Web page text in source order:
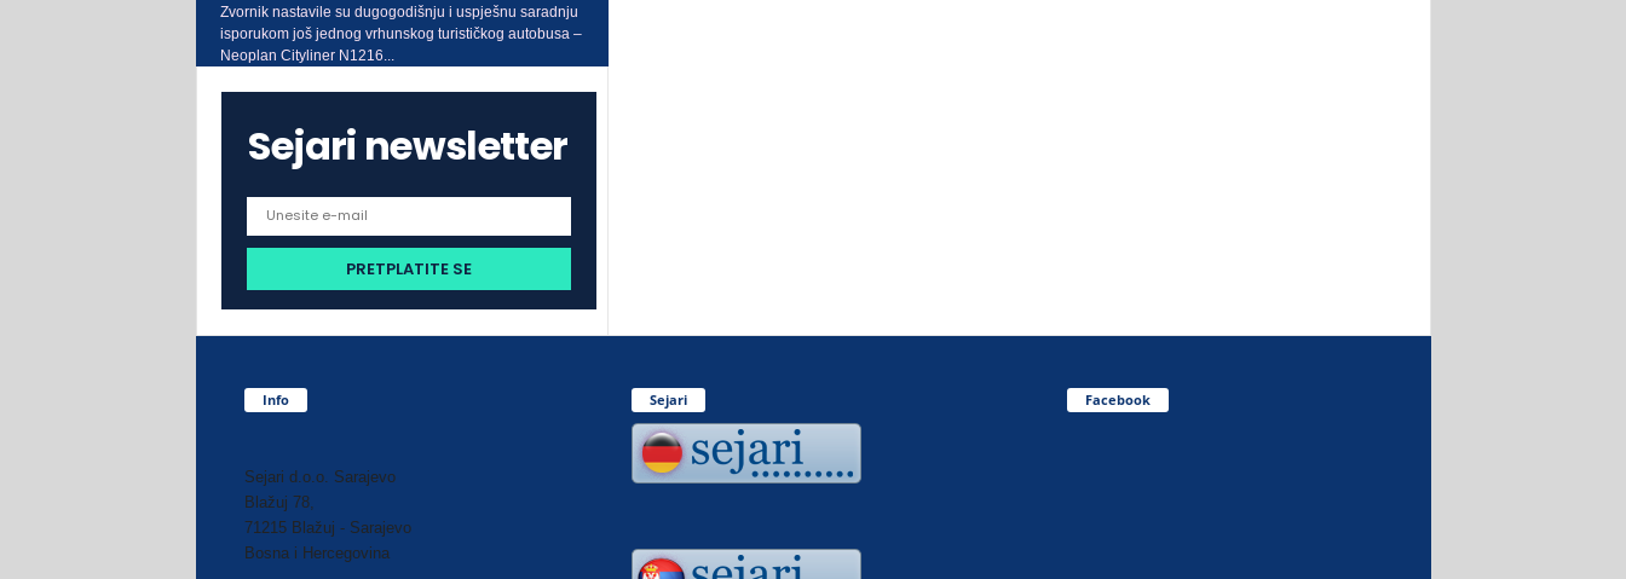
Zvornik nastavile su dugogodišnju i uspješnu saradnju
isporukom još jednog vrhunskog turističkog autobusa –
Neoplan Cityliner N1216...
Sejari newsletter
Info
Sejari d.o.o. Sarajevo
Blažuj 78,
71215 Blažuj - Sarajevo
Bosna i Hercegovina
Sejari Facebook